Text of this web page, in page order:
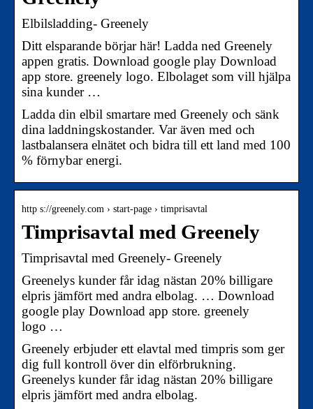
Elbilsladding- Greenely
Ditt elsparande börjar här! Ladda ned Greenely
appen gratis. Download google play Download
app store. greenely logo. Elbolaget som vill hjälpa
sina kunder …
Ladda din elbil smartare med Greenely och sänk
dina laddningskostander. Var även med och
lastbalansera elnätet och bidra till ett land med 100
% förnybar energi.
http s://greenely.com › start-page › timprisavtal
Timprisavtal med Greenely
Timprisavtal med Greenely- Greenely
Greenelys kunder får idag nästan 20% billigare
elpris jämfört med andra elbolag. … Download
google play Download app store. greenely
logo …
Greenely erbjuder ett elavtal med timpris som ger
dig full kontroll över din elförbrukning.
Greenelys kunder får idag nästan 20% billigare
elpris jämfört med andra elbolag.